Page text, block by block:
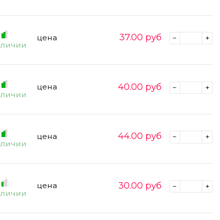
цена 37.00 руб
цена 40.00 руб
цена 44.00 руб
цена 30.00 руб